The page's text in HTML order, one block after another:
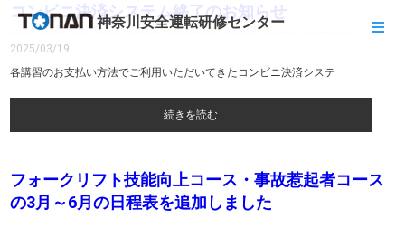
神奈川安全運転研修センター
コンビニ決済システム終了のお知らせ
2025/03/19
各講習のお支払い方法でご利用いただいてきたコンビニ決済システ
続きを読む
フォークリフト技能向上コース・事故惹起者コース
の3月～6月の日程表を追加しました